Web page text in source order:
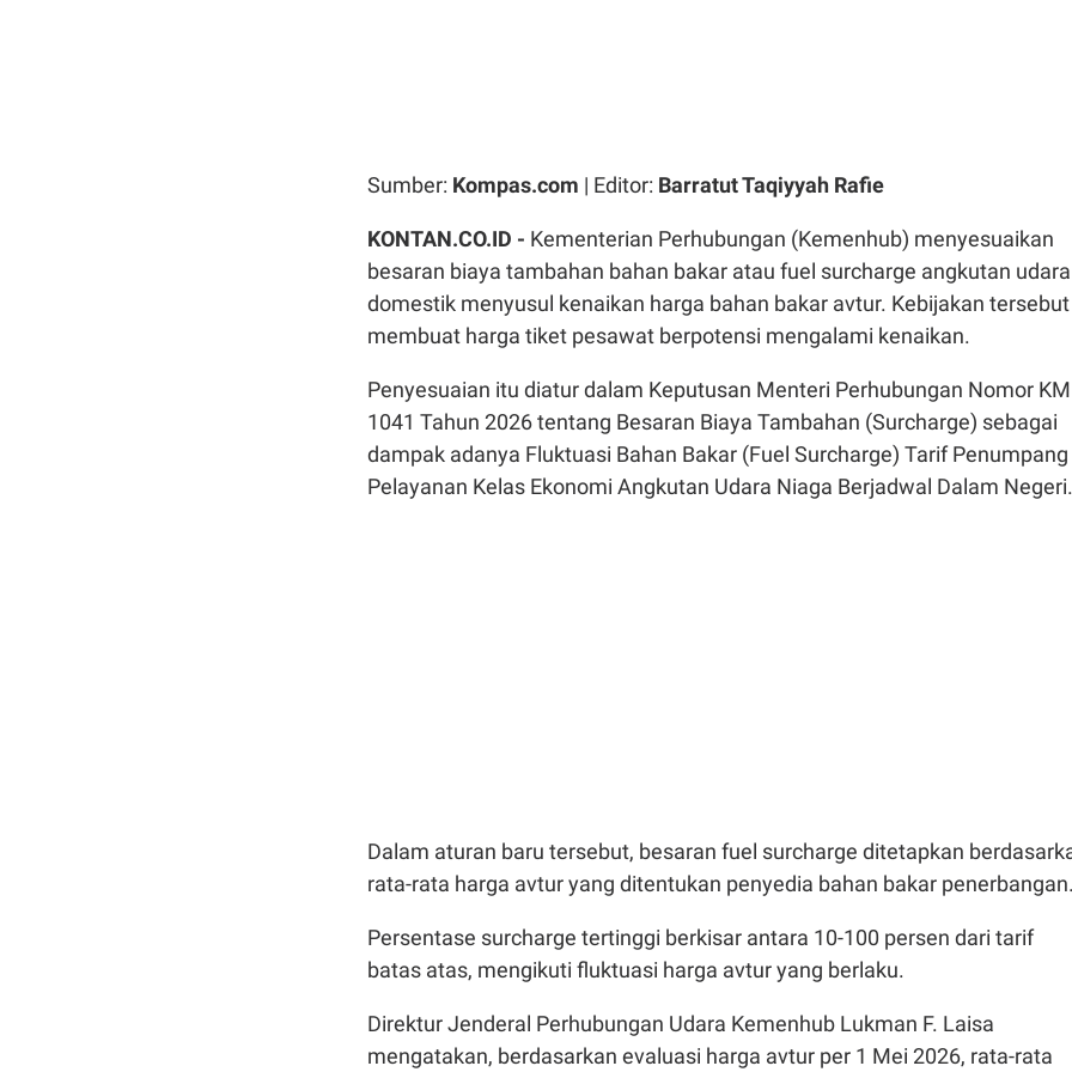
Sumber: Kompas.com | Editor: Barratut Taqiyyah Rafie
KONTAN.CO.ID - Kementerian Perhubungan (Kemenhub) menyesuaikan
besaran biaya tambahan bahan bakar atau fuel surcharge angkutan udara
domestik menyusul kenaikan harga bahan bakar avtur. Kebijakan tersebut
membuat harga tiket pesawat berpotensi mengalami kenaikan.
Penyesuaian itu diatur dalam Keputusan Menteri Perhubungan Nomor KM
1041 Tahun 2026 tentang Besaran Biaya Tambahan (Surcharge) sebagai
dampak adanya Fluktuasi Bahan Bakar (Fuel Surcharge) Tarif Penumpang
Pelayanan Kelas Ekonomi Angkutan Udara Niaga Berjadwal Dalam Negeri.
Dalam aturan baru tersebut, besaran fuel surcharge ditetapkan
rata-rata harga avtur yang ditentukan penyedia bahan bakar
Persentase surcharge tertinggi berkisar antara 10-100 persen dari tarif
batas atas, mengikuti fluktuasi harga avtur yang berlaku.
Direktur Jenderal Perhubungan Udara Kemenhub Lukman F. Laisa
mengatakan, berdasarkan evaluasi harga avtur per 1 Mei 2026, rata-rata